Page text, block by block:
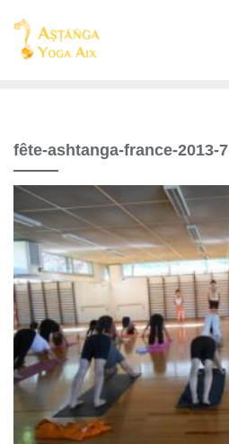
fête-ashtanga-france-2013-7